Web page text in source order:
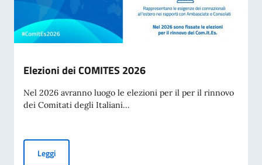
Elezioni dei COMITES 2026
Nel 2026 avranno luogo le elezioni per il per il rinnovo
dei Comitati degli Italiani...
LeggiElezioni dei COMITES 2026